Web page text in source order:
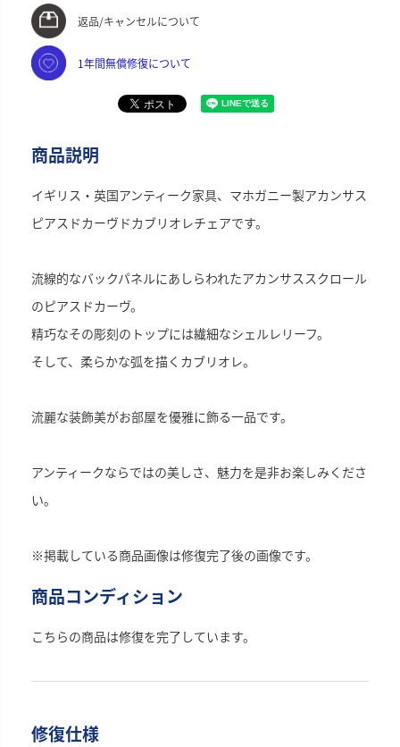
返品/キャンセルについて
1年間無償修復について
商品説明
イギリス・英国アンティーク家具、マホガニー製アカンサス
ピアスドカーヴドカブリオレチェアです。
流線的なバックパネルにあしらわれたアカンサススクロール
のピアスドカーヴ。
精巧なその彫刻のトップには繊細なシェルレリーフ。
そして、柔らかな弧を描くカブリオレ。
流麗な装飾美がお部屋を優雅に飾る一品です。
アンティークならではの美しさ、魅力を是非お楽しみくださ
い。
※掲載している商品画像は修復完了後の画像です。
商品コンディション
こちらの商品は修復を完了しています。
修復仕様